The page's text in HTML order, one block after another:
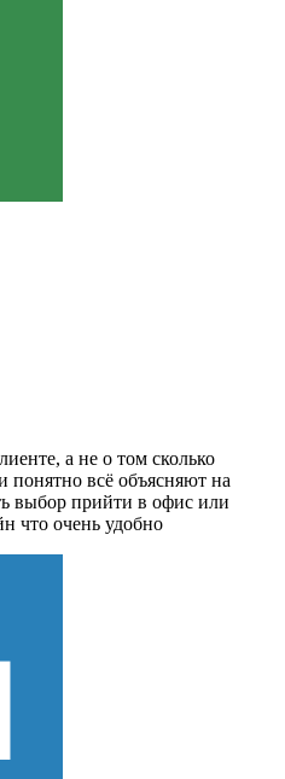
а не о том сколько
понятно всё объясняют на
выбор прийти в офис или
что очень удобно